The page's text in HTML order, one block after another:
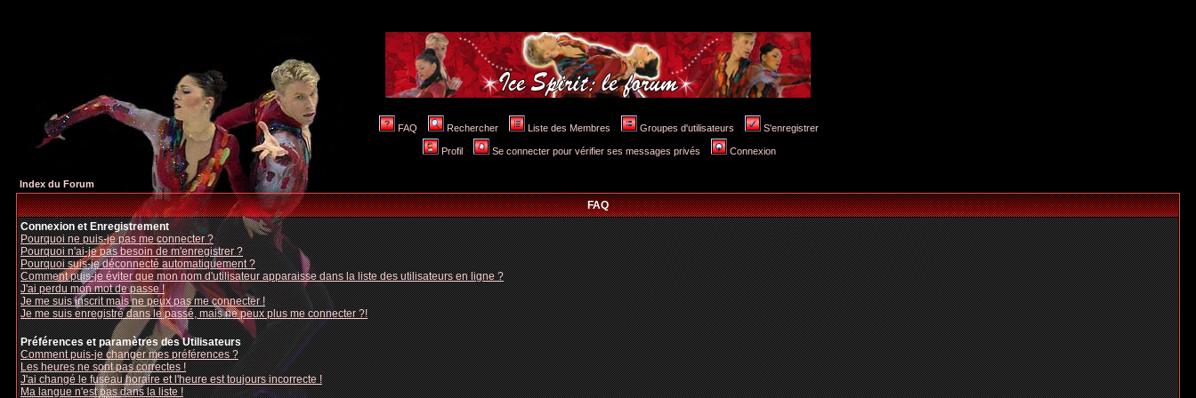
FAQ Rechercher Liste des Membres Groupes d'utilisateurs S'enregistrer
Profil Se connecter pour vérifier ses messages privés Connexion
Index du Forum
FAQ
Connexion et Enregistrement
Pourquoi ne puis-je pas me connecter ?
Pourquoi n'ai-je pas besoin de m'enregistrer ?
Pourquoi suis-je déconnecté automatiquement ?
Comment puis-je éviter que mon nom d'utilisateur apparaisse dans la liste des utilisateurs en ligne ?
J'ai perdu mon mot de passe !
Je me suis inscrit mais ne peux pas me connecter !
Je me suis enregistré dans le passé, mais ne peux plus me connecter ?!
Préférences et paramètres des Utilisateurs
Comment puis-je changer mes préférences ?
Les heures ne sont pas correctes !
J'ai changé le fuseau horaire et l'heure est toujours incorrecte !
Ma langue n'est pas dans la liste !